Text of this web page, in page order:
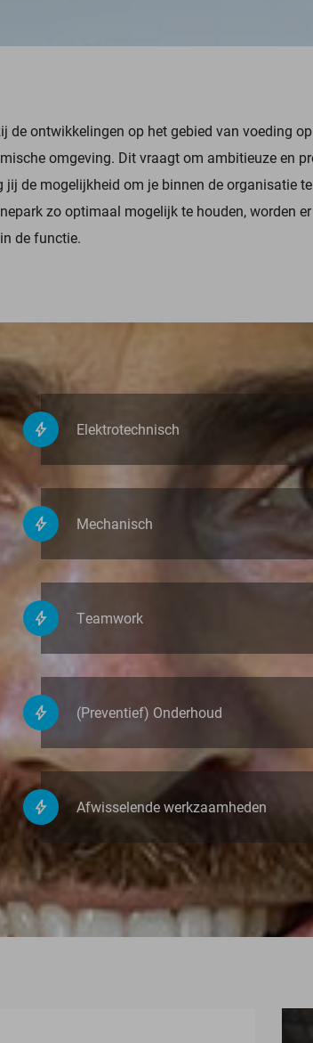
de ontwikkelingen op het gebied van voeding
omgeving. Dit vraagt om ambitieuze en
jij de mogelijkheid om je binnen de organisatie te
zo optimaal mogelijk te houden, worden
de functie.
Elektrotechnisch
Mechanisch
Teamwork
(Preventief) Onderhoud
Afwisselende werkzaamheden